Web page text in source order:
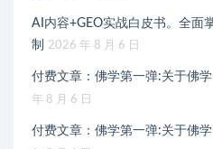
AI内容+GEO实战白皮书。全面
制
2026 年 8 月 6 日
付费文章：佛学第一弹:关于佛
年 8 月 6 日
付费文章：佛学第一弹:关于佛